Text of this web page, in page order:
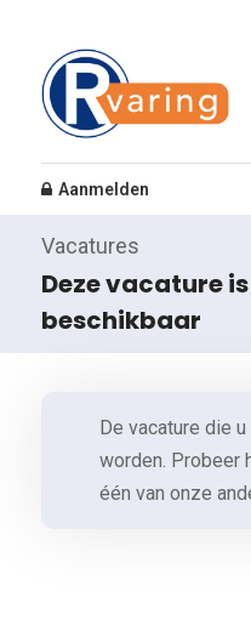
Aanmelden
Vacatures
Deze vacature
beschikbaar
De vacature die
worden. Probeer
één van onze